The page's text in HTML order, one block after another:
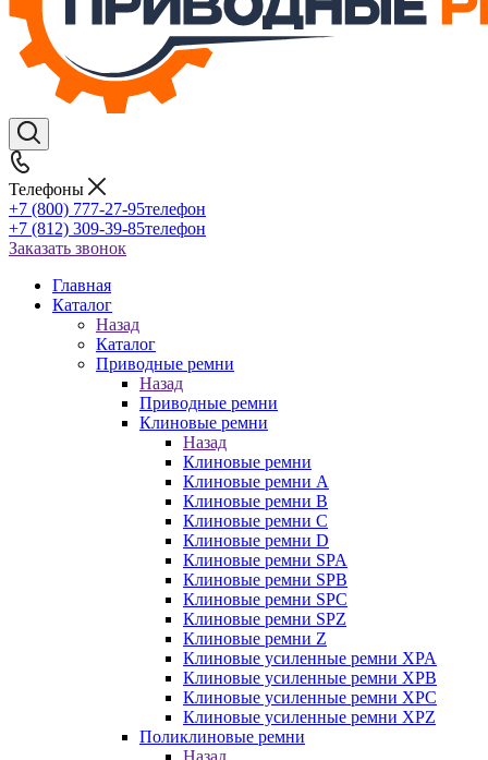
Телефоны
+7 (800) 777-27-95телефон
+7 (812) 309-39-85телефон
Заказать звонок
Главная
Каталог
Назад
Каталог
Приводные ремни
Назад
Приводные ремни
Клиновые ремни
Назад
Клиновые ремни
Клиновые ремни A
Клиновые ремни B
Клиновые ремни C
Клиновые ремни D
Клиновые ремни SPA
Клиновые ремни SPB
Клиновые ремни SPC
Клиновые ремни SPZ
Клиновые ремни Z
Клиновые усиленные ремни XPA
Клиновые усиленные ремни XPB
Клиновые усиленные ремни XPC
Клиновые усиленные ремни XPZ
Поликлиновые ремни
Назад